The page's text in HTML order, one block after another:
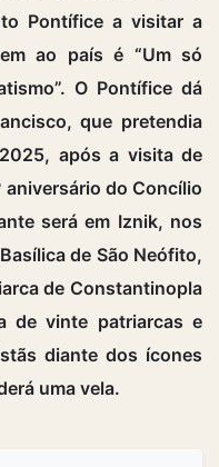
Pontífice a visitar a
ao país é “Um só
O Pontífice dá
que pretendia
após a visita de
aniversário do Concílio
será em Iznik, nos
de São Neófito,
de Constantinopla
de vinte patriarcas e
diante dos ícones
uma vela.